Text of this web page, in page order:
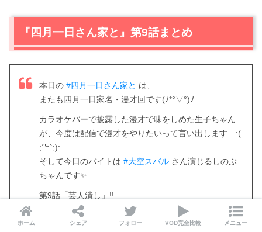
『四月一日さん家と』第9話まとめ
本日の #四月一日さん家と は、
またも四月一日家名・漫才回です(ﾉ*°▽°)ﾉ
カラオケバーで披露した漫才で味をしめた生子ちゃん
が、今度は配信で漫才をやりたいって言い出します…:(
;´꒳`;):
そして今日のバイトは #大空スバル さん演じるしのぶ
ちゃんです✨
第9話「芸人潰し」‼️
お楽しみに🐢🎉
pic.twitter.com/iryEWmNB7f
— おかめ🐢💦ドラマ2期四月一日さん家と毎週日曜深夜
ホーム シェア フォロー VOD完全比較 メニュー